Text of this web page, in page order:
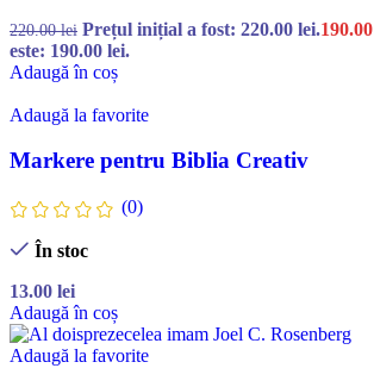
220.00lei Prețul inițial a fost: 220.00 lei.190.00
este: 190.00 lei.
Adaugă în coș
Adaugă la favorite
Markere pentru Biblia Creativ
(0)
În stoc
13.00 lei
Adaugă în coș
Adaugă la favorite